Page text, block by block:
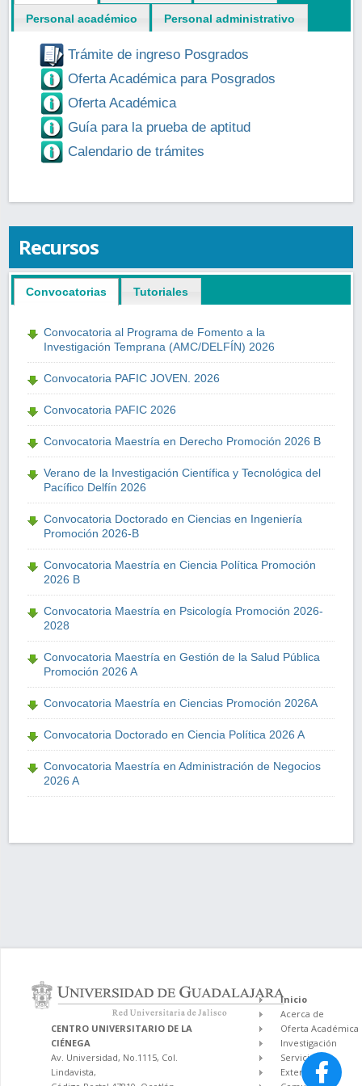
Personal académico Personal administrativo
Trámite de ingreso Posgrados
Oferta Académica para Posgrados
Oferta Académica
Guía para la prueba de aptitud
Calendario de trámites
Recursos
Convocatorias Tutoriales
Convocatoria al Programa de Fomento a la
Investigación Temprana (AMC/DELFÍN) 2026
Convocatoria PAFIC JOVEN. 2026
Convocatoria PAFIC 2026
Convocatoria Maestría en Derecho Promoción 2026 B
Verano de la Investigación Científica y Tecnológica del
Pacífico Delfín 2026
Convocatoria Doctorado en Ciencias en Ingeniería
Promoción 2026-B
Convocatoria Maestría en Ciencia Política Promoción
2026 B
Convocatoria Maestría en Psicología Promoción 2026-
2028
Convocatoria Maestría en Gestión de la Salud Pública
Promoción 2026 A
Convocatoria Maestría en Ciencias Promoción 2026A
Convocatoria Doctorado en Ciencia Política 2026 A
Convocatoria Maestría en Administración de Negocios
2026 A
CENTRO UNIVERSITARIO DE LA
CIÉNEGA
Av. Universidad, No.1115, Col.
Lindavista,
Inicio
Acerca de
Oferta Académica
Investigación
Servicios
Extensión